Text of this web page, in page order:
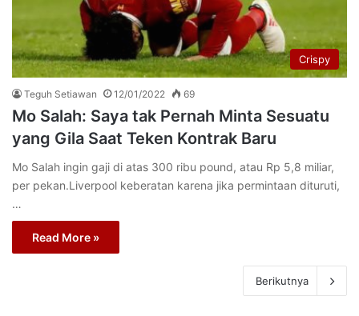
Crispy
Teguh Setiawan 12/01/2022 69
Mo Salah: Saya tak Pernah Minta Sesuatu
yang Gila Saat Teken Kontrak Baru
Mo Salah ingin gaji di atas 300 ribu pound, atau Rp 5,8 miliar,
per pekan.Liverpool keberatan karena jika permintaan dituruti,
…
Read More »
Berikutnya